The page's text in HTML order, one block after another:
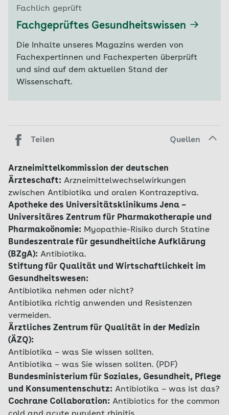
Fachlich geprüft
Fachgeprüftes Gesundheitswissen
Die Inhalte unseres Magazins werden von
Fachexpertinnen und Fachexperten überprüft
und sind auf dem aktuellen Stand der
Wissenschaft.
Teilen Quellen
Arzneimittelkommission der deutschen
Ärzteschaft: Arzneimittelwechselwirkungen
zwischen Antibiotika und oralen Kontrazeptiva.
Apotheke des Universitätsklinikums Jena –
Universitäres Zentrum für Pharmakotherapie und
Pharmakoönomie: Myopathie-Risiko durch Statine
Bundeszentrale für gesundheitliche Aufklärung
(BZgA): Antibiotika.
Stiftung für Qualität und Wirtschaftlichkeit im
Gesundheitswesen:
Antibiotika nehmen oder nicht?
Antibiotika richtig anwenden und Resistenzen
vermeiden.
Ärztliches Zentrum für Qualität in der Medizin
(ÄZQ):
Antibiotika – was Sie wissen sollten.
Antibiotika – was Sie wissen sollten. (PDF)
Bundesministerium für Soziales, Gesundheit, Pflege
und Konsumentenschutz: Antibiotika – was ist das?
Cochrane Collaboration: Antibiotics for the common